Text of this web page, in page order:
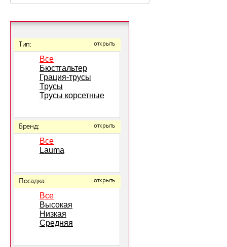
Тип: открыть
Все
Бюстгальтер
Грация-трусы
Трусы
Трусы корсетные
Бренд: открыть
Все
Lauma
Посадка: открыть
Все
Высокая
Низкая
Средняя